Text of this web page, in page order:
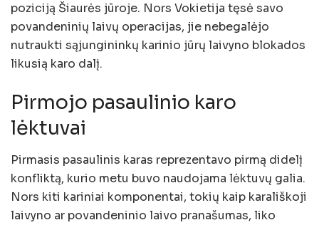
poziciją Šiaurės jūroje. Nors Vokietija tęsė savo
povandeninių laivų operacijas, jie nebegalėjo
nutraukti sąjungininkų karinio jūrų laivyno blokados
likusią karo dalį.
Pirmojo pasaulinio karo
lėktuvai
Pirmasis pasaulinis karas reprezentavo pirmą didelį
konfliktą, kurio metu buvo naudojama lėktuvų galia.
Nors kiti kariniai komponentai, tokių kaip karališkoji
laivyno ar povandeninio laivo pranašumas, liko